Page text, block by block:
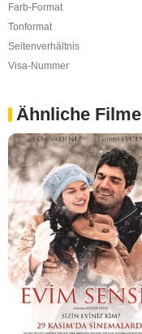
Farb-Format
Tonformat
Seitenverhältnis
Visa-Nummer
Ähnliche Filme